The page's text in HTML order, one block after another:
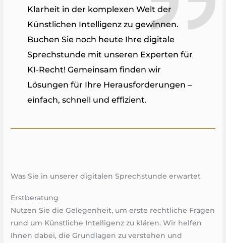
Klarheit in der komplexen Welt der
Künstlichen Intelligenz zu gewinnen.
Buchen Sie noch heute Ihre digitale
Sprechstunde mit unseren Experten für
KI-Recht! Gemeinsam finden wir
Lösungen für Ihre Herausforderungen –
einfach, schnell und effizient.
Was Sie in unserer digitalen Sprechstunde erwartet
Erstberatung
Nutzen Sie die Gelegenheit, um erste rechtliche Fragen
rund um Künstliche Intelligenz zu klären. Wir helfen
Ihnen dabei, die Grundlagen zu verstehen und